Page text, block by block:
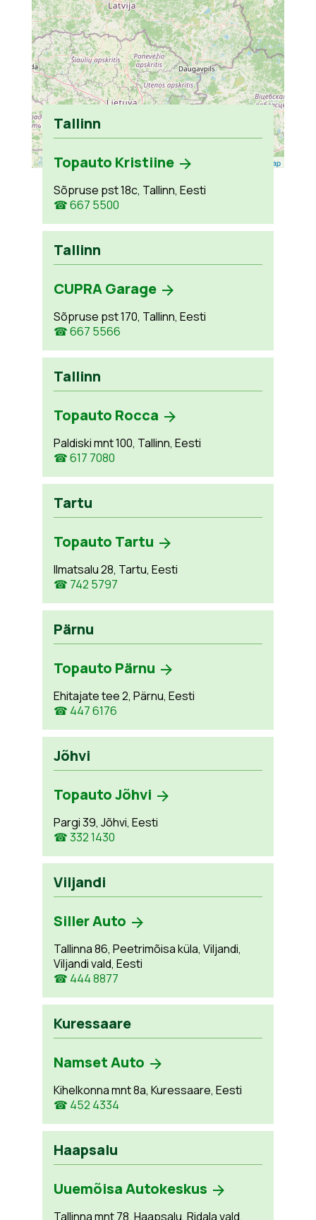
Leaflet OpenStreetMap
Tallinn
Topauto Kristiine
Sõpruse pst 18c, Tallinn, Eesti
☎ 667 5500
Tallinn
CUPRA Garage
Sõpruse pst 170, Tallinn, Eesti
☎ 667 5566
Tallinn
Topauto Rocca
Paldiski mnt 100, Tallinn, Eesti
☎ 617 7080
Tartu
Topauto Tartu
Ilmatsalu 28, Tartu, Eesti
☎ 742 5797
Pärnu
Topauto Pärnu
Ehitajate tee 2, Pärnu, Eesti
☎ 447 6176
Jõhvi
Topauto Jõhvi
Pargi 39, Jõhvi, Eesti
☎ 332 1430
Viljandi
Siller Auto
Tallinna 86, Peetrimõisa küla, Viljandi,
Viljandi vald, Eesti
☎ 444 8877
Kuressaare
Namset Auto
Kihelkonna mnt 8a, Kuressaare, Eesti
☎ 452 4334
Haapsalu
Uuemõisa Autokeskus
Tallinna mnt 78, Haapsalu, Ridala vald,